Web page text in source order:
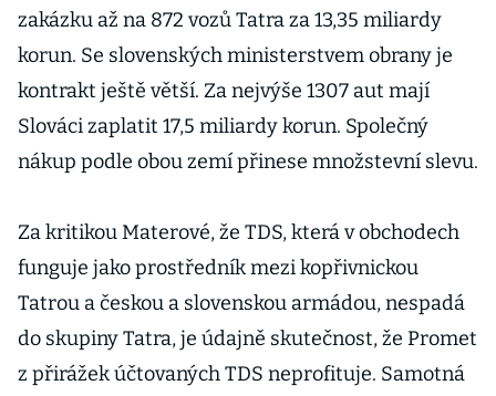
zakázku až na 872 vozů Tatra za 13,35 miliardy
korun. Se slovenských ministerstvem obrany je
kontrakt ještě větší. Za nejvýše 1307 aut mají
Slováci zaplatit 17,5 miliardy korun. Společný
nákup podle obou zemí přinese množstevní slevu.
Za kritikou Materové, že TDS, která v obchodech
funguje jako prostředník mezi kopřivnickou
Tatrou a českou a slovenskou armádou, nespadá
do skupiny Tatra, je údajně skutečnost, že Promet
z přirážek účtovaných TDS neprofituje. Samotná